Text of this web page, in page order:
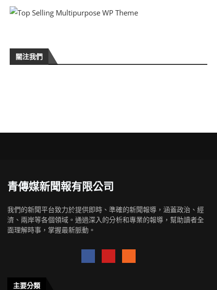
關注我們
青傳媒新聞報有限公司
我們的新聞平台致力於提供即時、準確的新聞報導，涵蓋政治、經
濟、兩岸等各個領域。通過深入的分析和專業的報導，幫助讀者全
面理解時事，掌握最新脈動。
主要分類